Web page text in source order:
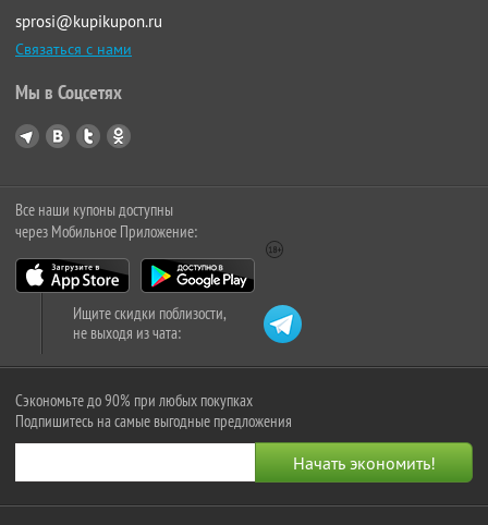
sprosi@kupikupon.ru
Связаться с нами
Мы в Соцсетях
Все наши купоны доступны
через Мобильное Приложение:
Ищите скидки поблизости,
не выходя из чата:
Сэкономьте до 90% при любых покупках
Подпишитесь на самые выгодные предложения